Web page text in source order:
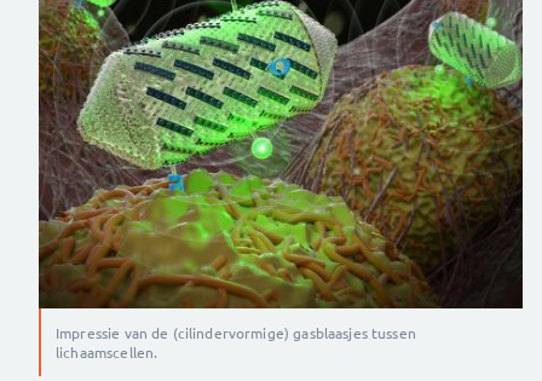
Impressie van de (cilindervormige) gasblaasjes tussen
lichaamscellen.